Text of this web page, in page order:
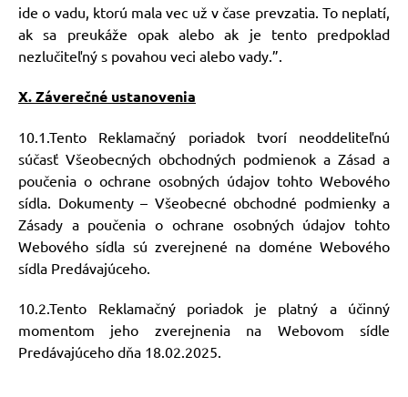
ide o vadu, ktorú mala vec už v čase prevzatia. To neplatí,
ak sa preukáže opak alebo ak je tento predpoklad
nezlučiteľný s povahou veci alebo vady.”.
X. Záverečné ustanovenia
10.1.Tento Reklamačný poriadok tvorí neoddeliteľnú
súčasť Všeobecných obchodných podmienok a Zásad a
poučenia o ochrane osobných údajov tohto Webového
sídla. Dokumenty – Všeobecné obchodné podmienky a
Zásady a poučenia o ochrane osobných údajov tohto
Webového sídla sú zverejnené na doméne Webového
sídla Predávajúceho.
10.2.Tento Reklamačný poriadok je platný a účinný
momentom jeho zverejnenia na Webovom sídle
Predávajúceho dňa 18.02.2025.